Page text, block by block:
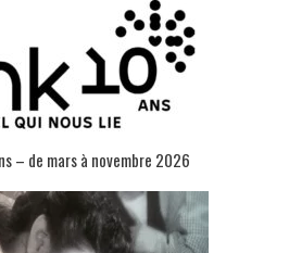
– de mars à novembre 2026